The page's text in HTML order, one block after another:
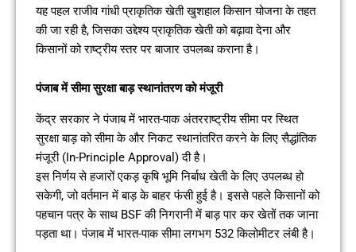
यह पहल राजीव गांधी प्राकृतिक खेती खुशहाल किसान योजना के तहत
की जा रही है, जिसका उद्देश्य प्राकृतिक खेती को बढ़ावा देना और
किसानों को राष्ट्रीय स्तर पर बाजार उपलब्ध कराना है।
पंजाब में सीमा सुरक्षा बाड़ स्थानांतरण को मंजूरी
केंद्र सरकार ने पंजाब में भारत-पाक अंतरराष्ट्रीय सीमा पर स्थित
सुरक्षा बाड़ को सीमा के और निकट स्थानांतरित करने के लिए सैद्धांतिक
मंजूरी (In-Principle Approval) दी है।
इस निर्णय से हजारों एकड़ कृषि भूमि निर्बाध खेती के लिए उपलब्ध हो
सकेगी, जो वर्तमान में बाड़ के बाहर फंसी हुई है। इससे पहले किसानों को
पहचान पत्र के साथ BSF की निगरानी में बाड़ पार कर खेतों तक जाना
पड़ता था। पंजाब में भारत-पाक सीमा लगभग 532 किलोमीटर लंबी है।